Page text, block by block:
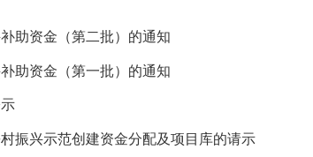
助资金（第二批）的通知
助资金（第一批）的通知
振兴示范创建资金分配及项目库的请示